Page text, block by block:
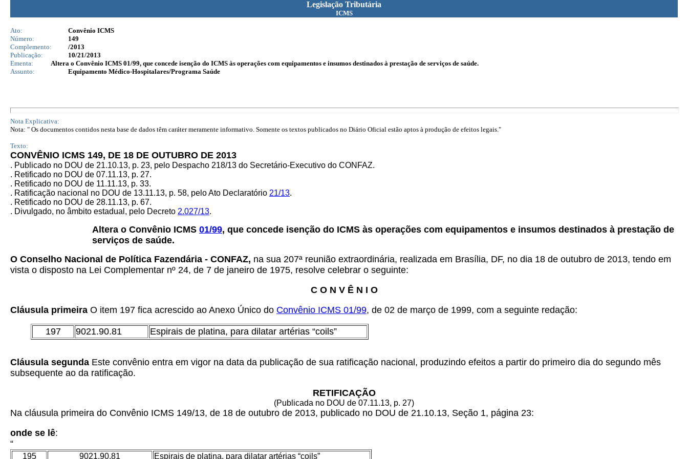
Legislação Tributária
ICMS
Ato:
Convênio ICMS
Número:
149
Complemento:
/2013
Publicação:
10/21/2013
Ementa:
Altera o Convênio ICMS 01/99, que concede isenção do ICMS às operações com equipamentos e insumos destinados à prestação de serviços de saúde.
Assunto:
Equipamento Médico-Hospitalares/Programa Saúde
Nota Explicativa:
Nota: " Os documentos contidos nesta base de dados têm caráter meramente informativo. Somente os textos publicados no Diário Oficial estão aptos à produção de efeitos legais."
Texto:
CONVÊNIO ICMS 149, DE 18 DE OUTUBRO DE 2013
. Publicado no DOU de 21.10.13, p. 23, pelo Despacho 218/13 do Secretário-Executivo do CONFAZ.
. Retificado no DOU de 07.11.13, p. 27.
. Retificado no DOU de 11.11.13, p. 33.
. Ratificação nacional no DOU de 13.11.13, p. 58, pelo Ato Declaratório 21/13.
. Retificado no DOU de 28.11.13, p. 67.
. Divulgado, no âmbito estadual, pelo Decreto 2.027/13.
Altera o Convênio ICMS 01/99, que concede isenção do ICMS às operações com equipamentos e insumos destinados à prestação de
serviços de saúde.
O Conselho Nacional de Política Fazendária - CONFAZ, na sua 207ª reunião extraordinária, realizada em Brasília, DF, no dia 18 de outubro de 2013, tendo em
vista o disposto na Lei Complementar nº 24, de 7 de janeiro de 1975, resolve celebrar o seguinte:
C O N V Ê N I O
Cláusula primeira O item 197 fica acrescido ao Anexo Único do Convênio ICMS 01/99, de 02 de março de 1999, com a seguinte redação:
197 9021.90.81 Espirais de platina, para dilatar artérias “coils”
Cláusula segunda Este convênio entra em vigor na data da publicação de sua ratificação nacional, produzindo efeitos a partir do primeiro dia do segundo mês
subsequente ao da ratificação.
RETIFICAÇÃO
(Publicada no DOU de 07.11.13, p. 27)
Na cláusula primeira do Convênio ICMS 149/13, de 18 de outubro de 2013, publicado no DOU de 21.10.13, Seção 1, página 23:
onde se lê:
“
195 9021.90.81 Espirais de platina, para dilatar artérias “coils”